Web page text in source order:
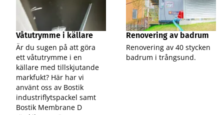
Våtutrymme i källare
Är du sugen på att göra
ett våtutrymme i en
källare med tillskjutande
markfukt? Här har vi
använt oss av Bostik
industriflytspackel samt
Bostik Membrane D
Renovering av badrum
Renovering av 40 stycken
badrum i trångsund.